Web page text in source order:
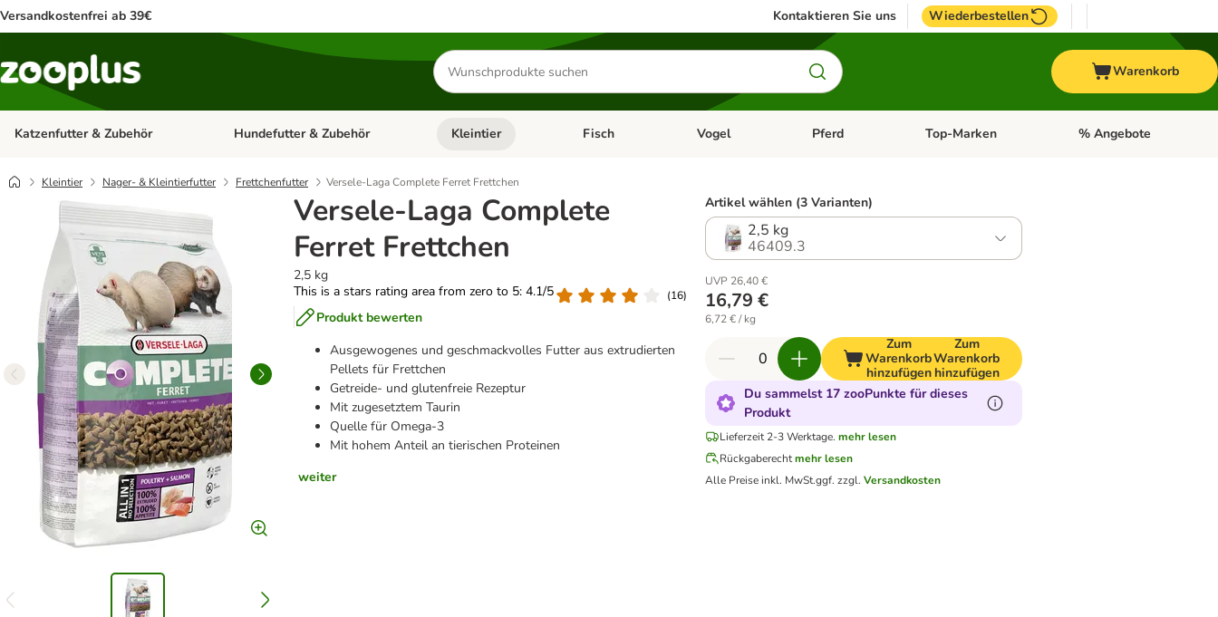
Versandkostenfrei ab 39€ Kontaktieren Sie uns Wiederbestellen
Produkte
suchen
Warenkorb
Katzenfutter & Zubehör Kategorie-Menü öffnen: Katzenfutter & Zubehör
Hundefutter & Zubehör Kategorie-Menü öffnen: Hundefutter & Zubehör
Kleintier Kategorie-Menü öffnen: Kleintier
Fisch Kategorie-Menü öffnen: Fisch
Vogel Kategorie-Menü öffnen: Vogel
Pferd Kategorie-Menü öffnen: Pferd
Top-Marken Kategorie-Menü öffnen:
% Angebote
Kleintier Nager- & Kleintierfutter Frettchenfutter Versele-Laga Complete Ferret Frettchen
Versele-Laga Complete
Ferret Frettchen
2,5 kg
This is a stars rating area from zero to 5: 4.1/5
(16)
Produkt bewerten
Ausgewogenes und geschmackvolles Futter aus extrudierten
Pellets für Frettchen
Getreide- und glutenfreie Rezeptur
Mit zugesetztem Taurin
Quelle für Omega-3
Mit hohem Anteil an tierischen Proteinen
weiter
Artikel wählen (3 Varianten)
2,5 kg
46409.3
UVP 26,40 €
16,79 €
6,72 € / kg
Zum
Warenkorb
hinzufügen
Zum
Warenkorb
hinzufügen
Du sammelst 17 zooPunkte für dieses
Produkt
Lieferzeit 2-3 Werktage. mehr lesen
Rückgaberechtmehr lesen
Alle Preise inkl. MwSt.ggf. zzgl. Versandkosten